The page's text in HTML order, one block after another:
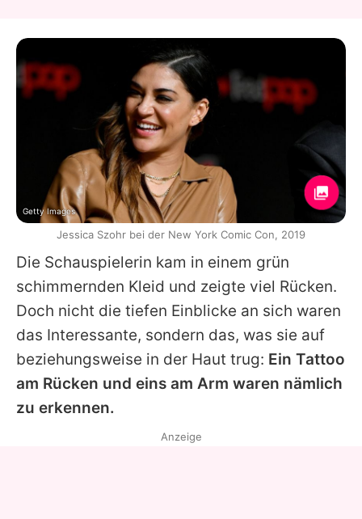
Die Schauspielerin kam in einem grün
schimmernden Kleid und zeigte viel Rücken.
Doch nicht die tiefen Einblicke an sich waren
das Interessante, sondern das, was sie auf
beziehungsweise in der Haut trug: Ein Tattoo
am Rücken und eins am Arm waren nämlich
zu erkennen.
Getty Images
Jessica Szohr bei der New York Comic Con, 2019
Anzeige